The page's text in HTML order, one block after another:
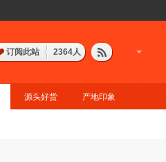
订阅此站 2364人
源头好货 产地印象